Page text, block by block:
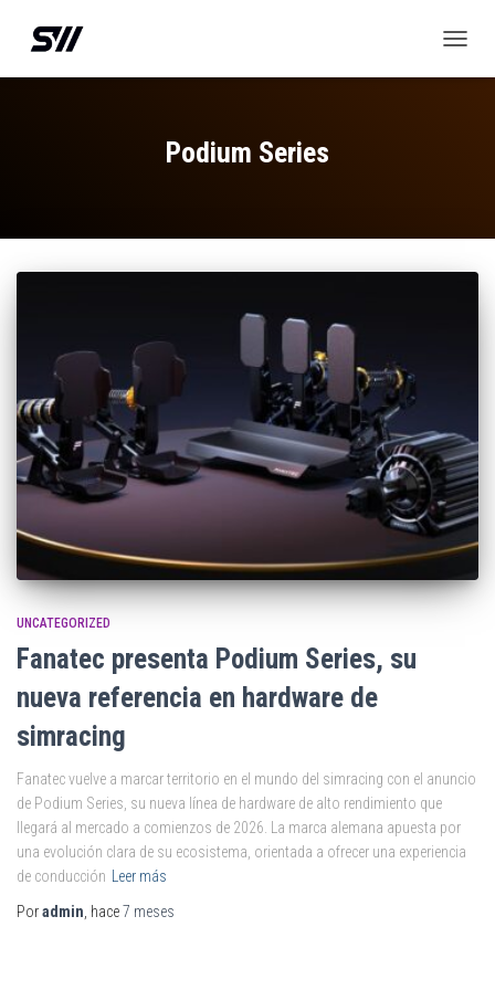
MODO
Podium Series
UNCATEGORIZED
Fanatec presenta Podium Series, su
nueva referencia en hardware de
simracing
Fanatec vuelve a marcar territorio en el mundo del simracing con el anuncio
de Podium Series, su nueva línea de hardware de alto rendimiento que
llegará al mercado a comienzos de 2026. La marca alemana apuesta por
una evolución clara de su ecosistema, orientada a ofrecer una experiencia
de conducción
Leer más
Poradmin , hace7 meses